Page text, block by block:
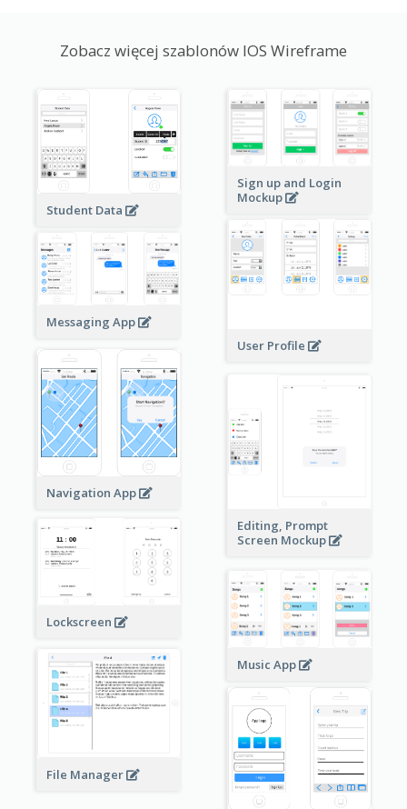
Zobacz więcej szablonów IOS Wireframe
Student Data
Sign up and Login
Mockup
User Profile
Messaging App
Navigation App
Editing, Prompt
Screen Mockup
Lockscreen
Music App
File Manager